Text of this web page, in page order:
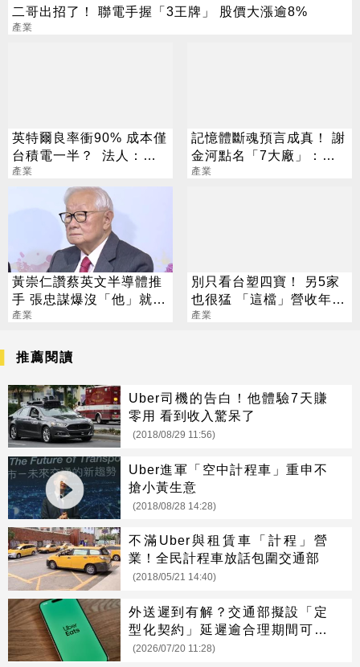
二哥出招了！ 聯電手握「3王牌」 股價大漲逾8%
產業
英特爾良率衝90% 成本僅
台積電一半？ 法人：「3
台廠」機會來了
產業
記憶體斷魂預言成真！ 謝
金河點名「7大廠」：基
本面沒大壞
產業
黃崇仁讚蔡英文半導體推
手 張忠謀爆沒「他」就沒
台積電
產業
別只看台塑四寶！ 另5家
也很猛 「這檔」營收年增
衝7倍
產業
推薦閱讀
Uber司機的告白！他體驗7天賺
零用 看到收入驚呆了
(2018/08/29 11:56)
Uber進軍「空中計程車」重申不
搶小黃生意
(2018/08/28 14:28)
不滿Uber與租賃車「計程」營
業！全民計程車放話包圍交通部
(2018/05/21 14:40)
外送遲到有解？交通部擬設「定
型化契約」延遲逾合理期間可領
補償
(2026/07/20 11:28)